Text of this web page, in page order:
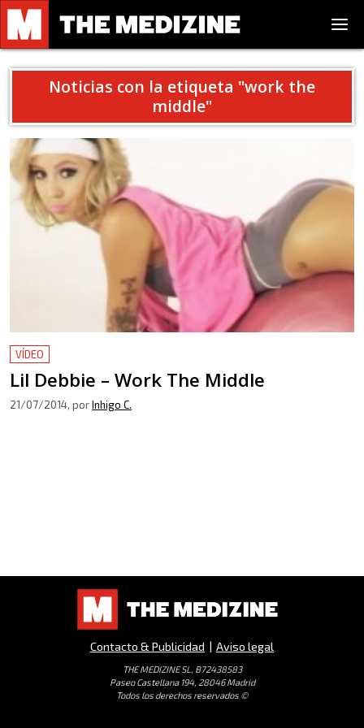
Noticias con la etiqueta "work the
middle"
VÍDEO
Lil Debbie – Work The Middle
21/07/2014, porInhigo C.
Contacto & Publicidad | Aviso legal
THE MEDIZINE SL, B72438583
Paseo Castellana 194, 28046 Madrid
Todos los derechos reservados ©